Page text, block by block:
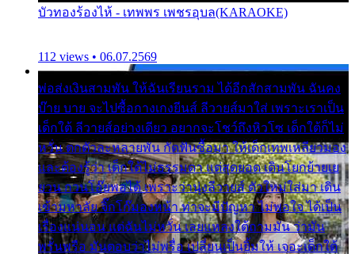
บัวทองร้องไห้ - เทพพร เพชรอุบล(KARAOKE)
112 views • 06.07.2569
พ่อส่งเงินสามพัน ให้ฉันเรียนราม ได้อีกสักสามพัน ฉันคง
บ๊าย บาย จะไปซื้อกางเกงยีนส์ ลีวายส์มาใส่ เพราะเราเป็น
เด็กใต้ ลีวายส์อย่างเดียว อยากจะโชว์ถึงหิวโซ เด็กใต้ก็ไม่
หวั่น ตกตัวละหลายพัน กัดฟันซื้อมา ให้เด็กเทพเหลียวมอง
และต้องรู้ว่า เด็กใต้ไม่ธรรมดา แต่สุดยอด เดินโยกย้ายเย
ยวน กวนโอ๊ยพอได้ เพราะว่านุ่งลีวายส์ ตัวใหม่ใส่มา เดิน
เข้ามหาลัย จิ๊กโก๊มองหน้า ท่าจะมีปัญหา ไม่พอใจ ได้เป็น
เรื่องแน่นอน แต่ฉันไม่หวั่น เลยแหลงใต้ถามมัน ว่ามัน
พรั่นพรือ มันตอบว่าไม่พรื่อ เปลี่ยนเป็นยิ้มให้ เจอะเด็กใต้